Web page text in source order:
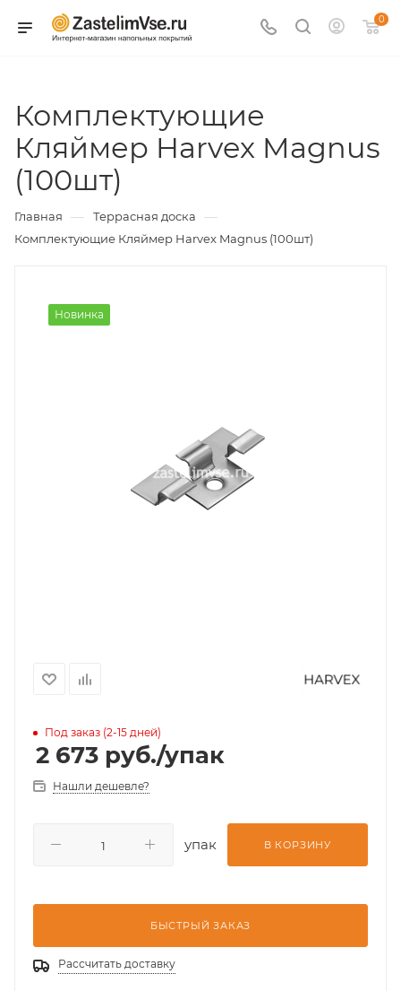
0
Комплектующие
Кляймер Harvex Magnus
(100шт)
Главная — Террасная доска —
Комплектующие Кляймер Harvex Magnus (100шт)
Новинка
Под заказ (2-15 дней)
2 673 руб./упак
Нашли дешевле?
упак В КОРЗИНУ
БЫСТРЫЙ ЗАКАЗ
Рассчитать доставку